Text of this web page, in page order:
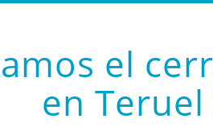
el
en Teruel